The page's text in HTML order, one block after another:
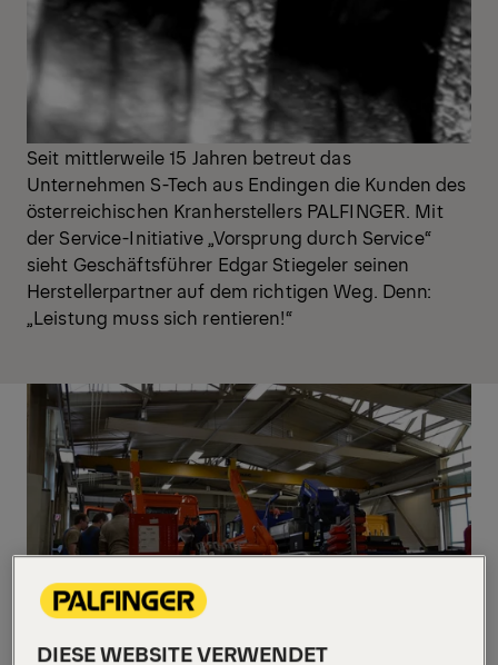
Seit mittlerweile 15 Jahren betreut das
Unternehmen S-Tech aus Endingen die Kunden des
österreichischen Kranherstellers PALFINGER. Mit
der Service-Initiative „Vorsprung durch Service“
sieht Geschäftsführer Edgar Stiegeler seinen
Herstellerpartner auf dem richtigen Weg. Denn:
„Leistung muss sich rentieren!“
DIESE WEBSITE VERWENDET